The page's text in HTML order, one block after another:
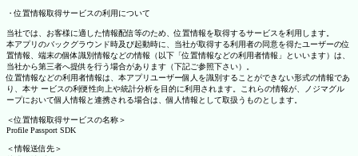
・位置情報取得サービスの利用について
当社では、お客様に適した情報配信等のため、位置情報を取得するサービスを利用します。
本アプリのバックグラウンド時及び起動時に、当社が取得する利用者の同意を得たユーザーの位
置情報、端末の個体識別情報などの情報（以下「位置情報などの利用者情報」といいます）は、
当社から第三者へ提供を行う場合があります（下記ご参照下さい）。
位置情報などの利用者情報は、本アプリユーザー個人を識別することができない形式の情報であ
り、本サ ービスの利便性向上や統計分析を目的に利用されます。これらの情報が、ノジマグル
ープにおいて個人情報と連携される場合は、個人情報として取扱うものとします。
＜位置情報取得サービスの名称＞
Profile Passport SDK
＜情報送信先＞